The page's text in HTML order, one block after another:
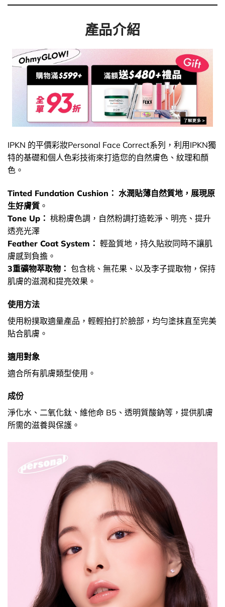
產品介紹
IPKN 的平價彩妝Personal Face Correct系列，利用IPKN獨
特的基礎和個人色彩技術來打造您的自然膚色、紋理和顏
色。
Tinted Fundation Cushion： 水潤貼薄自然質地，展現原
生好膚質 。
Tone Up： 桃粉膚色調，自然粉調打造乾淨、明亮、提升
透亮光澤
Feather Coat System： 輕盈質地，持久貼妝同時不讓肌
膚感到負擔。
3重礦物萃取物： 包含桃、無花果、以及李子提取物，保持
肌膚的滋潤和提亮效果。
使用方法
使用粉撲取適量產品，輕輕拍打於臉部，均勻塗抹直至完美
貼合肌膚。
適用對象
適合所有肌膚類型使用。
成份
淨化水、二氧化鈦、維他命 B5、透明質酸鈉等，提供肌膚
所需的滋養與保護。